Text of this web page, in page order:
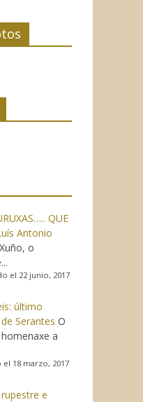
QUE
Antonio
o
el 22 junio, 2017
último
Serantes O
a
el 18 marzo, 2017
e